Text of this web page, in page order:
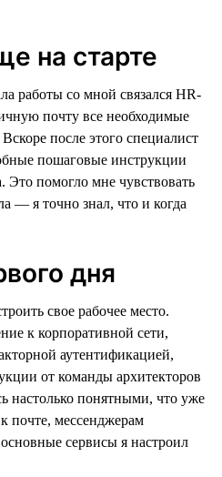
на старте
работы со мной связался HR-
почту все необходимые
после этого специалист
пошаговые инструкции
Это помогло мне чувствовать
— я точно знал, что и когда
дня
свое рабочее место.
к корпоративной сети,
аутентификацией,
от команды архитекторов
настолько понятными, что уже
почте, мессенджерам
сервисы я настроил